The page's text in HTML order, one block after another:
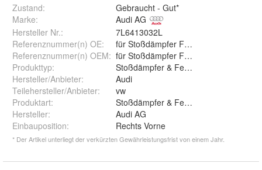
Zustand:
Gebraucht - Gut*
Marke:
Audi AG
Hersteller Nr.:
7L6413032L
Referenznummer(n) OE:
für Stoßdämpfer Federbein ,,
Referenznummer(n) OEM: für Stoßdämpfer Federbein ,,
Produkttyp:
Stoßdämpfer & Federbeine
Hersteller/Anbieter:
Audi
Teilehersteller/Anbieter:
vw
Produktart:
Stoßdämpfer & Federbeine
Hersteller:
Audi AG
Einbauposition: Rechts Vorne
* Der Artikel unterliegt der verkürzten Gewährleistungsfrist von einem Jahr.